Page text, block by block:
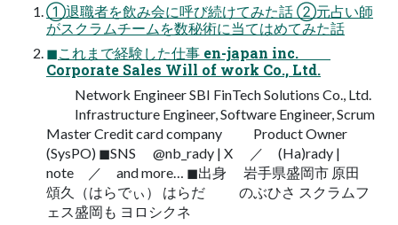
①退職者を飲み会に呼び続けてみた話 ②元占い師
がスクラムチームを数秘術に当てはめてみた話
◼これまで経験した仕事 en-japan inc.
Corporate Sales Will of work Co., Ltd.
Network Engineer SBI FinTech Solutions Co., Ltd.
Infrastructure Engineer, Software Engineer, Scrum
Master Credit card company Product Owner
(SysPO) ◼SNS @nb_rady | X ／ (Ha)rady |
note ／ and more… ◼出身 岩手県盛岡市 原田
頌久（はらでぃ） はらだ のぶひさ スクラムフ
ェス盛岡も ヨロシクネ